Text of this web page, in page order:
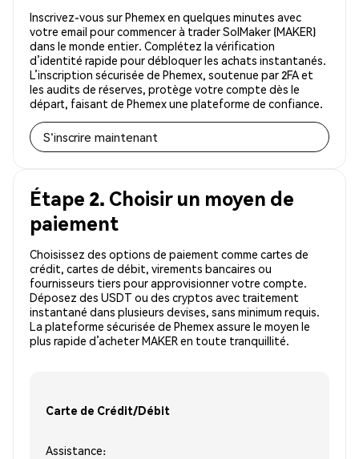
Inscrivez-vous sur Phemex en quelques minutes avec
votre email pour commencer à trader SolMaker (MAKER)
dans le monde entier. Complétez la vérification
d’identité rapide pour débloquer les achats instantanés.
L’inscription sécurisée de Phemex, soutenue par 2FA et
les audits de réserves, protège votre compte dès le
départ, faisant de Phemex une plateforme de confiance.
S'inscrire maintenant
Étape 2. Choisir un moyen de
paiement
Choisissez des options de paiement comme cartes de
crédit, cartes de débit, virements bancaires ou
fournisseurs tiers pour approvisionner votre compte.
Déposez des USDT ou des cryptos avec traitement
instantané dans plusieurs devises, sans minimum requis.
La plateforme sécurisée de Phemex assure le moyen le
plus rapide d’acheter MAKER en toute tranquillité.
Carte de Crédit/Débit
Assistance: